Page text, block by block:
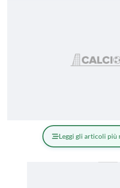
Leggi gli articoli più